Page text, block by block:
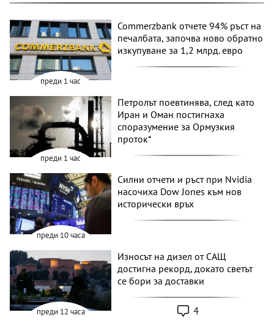
преди 1 час
Commerzbank отчете 94% ръст на
печалбата, започва ново обратно
изкупуване за 1,2 млрд. евро
преди 1 час
Петролът поевтинява, след като
Иран и Оман постигнаха
споразумение за Ормузкия
проток*
преди 10 часа
Силни отчети и ръст при Nvidia
насочиха Dow Jones към нов
исторически връх
преди 12 часа
Износът на дизел от САЩ
достигна рекорд, докато светът
се бори за доставки
4